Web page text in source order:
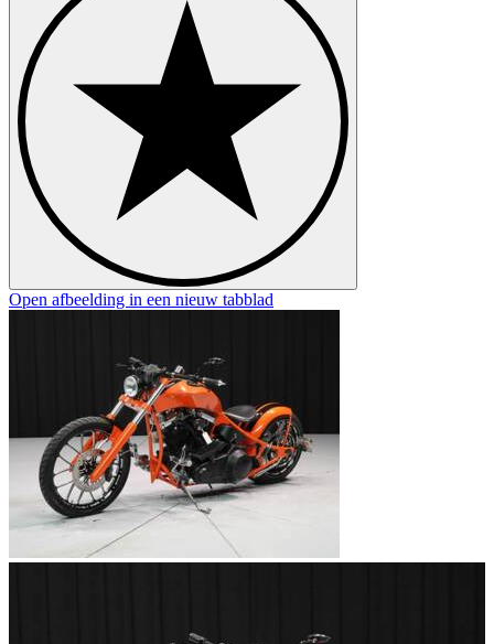
Open afbeelding in een nieuw tabblad